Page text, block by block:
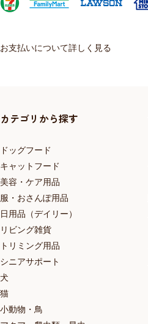
お支払いについて詳しく見る
カテゴリから探す
ドッグフード
キャットフード
美容・ケア用品
服・おさんぽ用品
日用品（デイリー）
リビング雑貨
トリミング用品
シニアサポート
犬
猫
小動物・鳥